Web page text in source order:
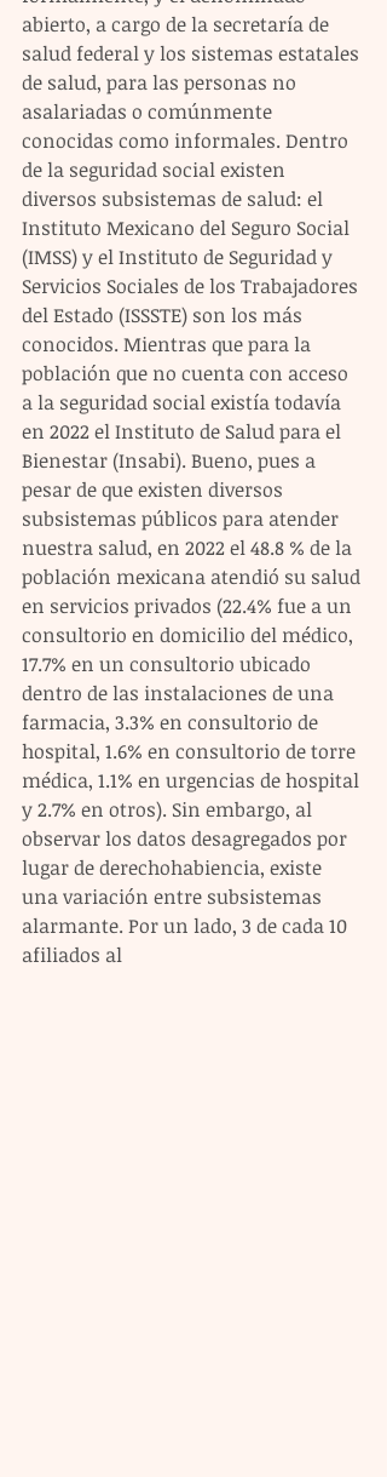
abierto, a cargo de la secretaría de
salud federal y los sistemas estatales
de salud, para las personas no
asalariadas o comúnmente
conocidas como informales. Dentro
de la seguridad social existen
diversos subsistemas de salud: el
Instituto Mexicano del Seguro Social
(IMSS) y el Instituto de Seguridad y
Servicios Sociales de los Trabajadores
del Estado (ISSSTE) son los más
conocidos. Mientras que para la
población que no cuenta con acceso
a la seguridad social existía todavía
en 2022 el Instituto de Salud para el
Bienestar (Insabi). Bueno, pues a
pesar de que existen diversos
subsistemas públicos para atender
nuestra salud, en 2022 el 48.8 % de la
población mexicana atendió su salud
en servicios privados (22.4% fue a un
consultorio en domicilio del médico,
17.7% en un consultorio ubicado
dentro de las instalaciones de una
farmacia, 3.3% en consultorio de
hospital, 1.6% en consultorio de torre
médica, 1.1% en urgencias de hospital
y 2.7% en otros). Sin embargo, al
observar los datos desagregados por
lugar de derechohabiencia, existe
una variación entre subsistemas
alarmante. Por un lado, 3 de cada 10
afiliados al